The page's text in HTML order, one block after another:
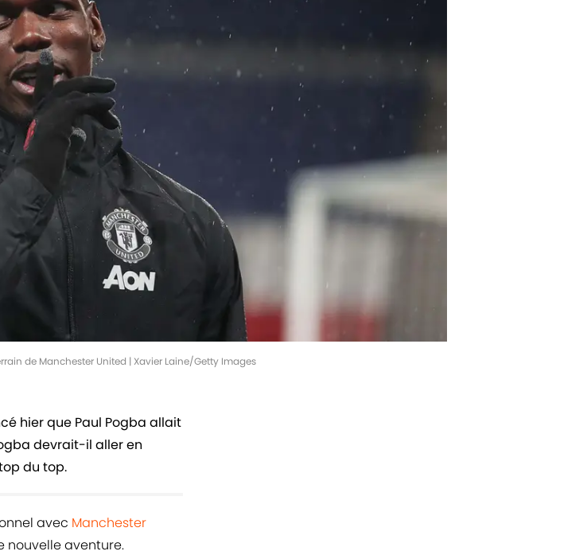
de Manchester United | Xavier Laine/Getty Images
hier que Paul Pogba allait
devrait-il aller en
du top.
avec Manchester
nouvelle aventure.